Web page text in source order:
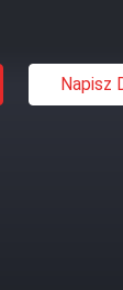
Napisz